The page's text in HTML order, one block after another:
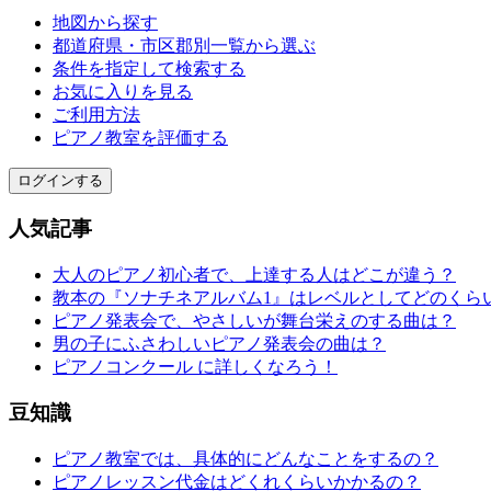
地図から探す
都道府県・市区郡別一覧から選ぶ
条件を指定して検索する
お気に入りを見る
ご利用方法
ピアノ教室を評価する
ログインする
人気記事
大人のピアノ初心者で、上達する人はどこが違う？
教本の『ソナチネアルバム1』はレベルとしてどのくら
ピアノ発表会で、やさしいが舞台栄えのする曲は？
男の子にふさわしいピアノ発表会の曲は？
ピアノコンクール に詳しくなろう！
豆知識
ピアノ教室では、具体的にどんなことをするの？
ピアノレッスン代金はどくれくらいかかるの？